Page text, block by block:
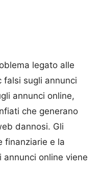
legato alle
falsi sugli annunci
annunci online,
che generano
dannosi. Gli
finanziarie e la
online viene